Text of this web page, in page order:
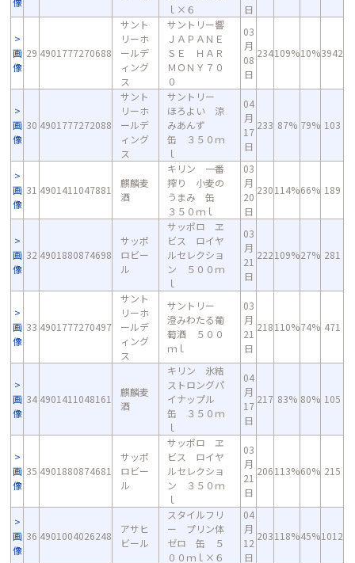
ｌ×６
日
画
像
29 4901777270688
サント
リーホ
ールデ
ィング
ス
サントリー響
ＪＡＰＡＮＥ
ＳＥ ＨＡＲ
ＭＯＮＹ７０
０
03
月
08
日
234109%10%3942
画
像
30 4901777272088
サント
リーホ
ールデ
ィング
ス
サントリー
ほろよい 涼
みあんず
缶 ３５０ｍ
ｌ
04
月
17
日
233 87% 79% 103
画
像
31 4901411047881
麒麟麦
酒
キリン 一番
搾り 小麦の
うまみ 缶
３５０ｍｌ
03
月
20
日
230114%66% 189
画
像
32 4901880874698
サッポ
ロビー
ル
サッポロ ヱ
ビス ロイヤ
ルセレクショ
ン ５００ｍ
ｌ
03
月
21
日
222109%27% 281
画
像
33 4901777270497
サント
リーホ
ールデ
ィング
ス
サントリー
澄みわたる葡
萄酒 ５００
ｍｌ
03
月
21
日
218110%74% 471
画
像
34 4901411048161
麒麟麦
酒
キリン 氷結
ストロングパ
イナップル
缶 ３５０ｍ
ｌ
04
月
17
日
217 83% 80% 105
画
像
35 4901880874681
サッポ
ロビー
ル
サッポロ ヱ
ビス ロイヤ
ルセレクショ
ン ３５０ｍ
ｌ
03
月
21
日
206113%60% 215
画
像
36 4901004026248
アサヒ
ビール
スタイルフリ
ー プリン体
ゼロ 缶 ５
００ｍｌ×６
04
月
12
日
203118%45%1012